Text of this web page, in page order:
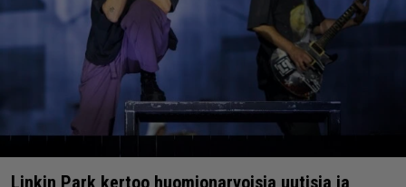
Linkin Park kertoo huomionarvoisia uutisia ja